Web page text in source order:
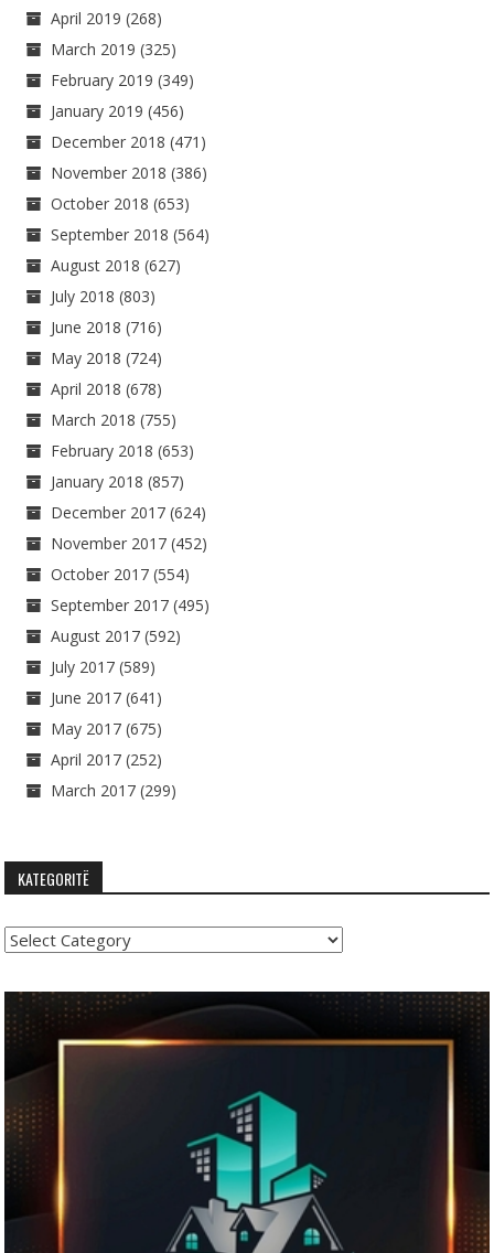
April 2019 (268)
March 2019 (325)
February 2019 (349)
January 2019 (456)
December 2018 (471)
November 2018 (386)
October 2018 (653)
September 2018 (564)
August 2018 (627)
July 2018 (803)
June 2018 (716)
May 2018 (724)
April 2018 (678)
March 2018 (755)
February 2018 (653)
January 2018 (857)
December 2017 (624)
November 2017 (452)
October 2017 (554)
September 2017 (495)
August 2017 (592)
July 2017 (589)
June 2017 (641)
May 2017 (675)
April 2017 (252)
March 2017 (299)
KATEGORITË
Kategoritë